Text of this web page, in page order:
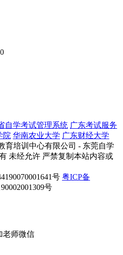
自学考试管理系统 广东考试服务
院 华南农业大学 广东财经大学
育培训中心有限公司 - 东莞自学
未经允许 严禁复制本站内容或
号 粤ICP备
号
老师微信